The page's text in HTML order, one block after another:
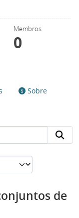
Membros
0
Sobre
de